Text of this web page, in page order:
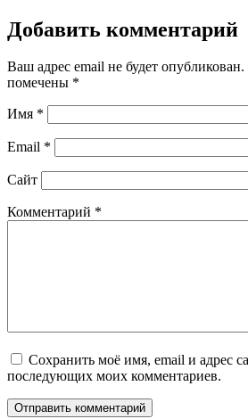
Добавить комментарий
Ваш адрес email не будет опубликован.
помечены *
Имя *
Email *
Сайт
Комментарий *
Сохранить моё имя, email и адрес
последующих моих комментариев.